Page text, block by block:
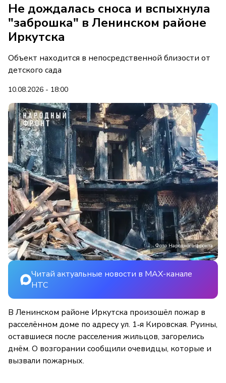
Не дождалась сноса и вспыхнула
"заброшка" в Ленинском районе
Иркутска
Объект находится в непосредственной близости от
детского сада
10.08.2026 - 18:00
Фото Народного фронта
Читай актуальные новости в MAX-канале
НТС
В Ленинском районе Иркутска произошёл пожар в
расселённом доме по адресу ул. 1‑я Кировская. Руины,
оставшиеся после расселения жильцов, загорелись
днём. О возгорании сообщили очевидцы, которые и
вызвали пожарных.